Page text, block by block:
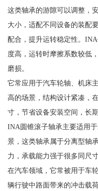
这类轴承的游隙可以调整，
大小，适配不同设备的装配
配合，提升运转稳定性。
度高，运转时摩擦系数较低
磨损。
它常应用于汽车轮轴、机床
高的场景，结构设计紧凑，
寸，节省设备安装空间，长
INA圆锥滚子轴承主要适用
景，这类轴承属于分离型轴
力，承载能力强于很多同尺
在汽车领域，它常被用于车
辆行驶中路面带来的冲击载